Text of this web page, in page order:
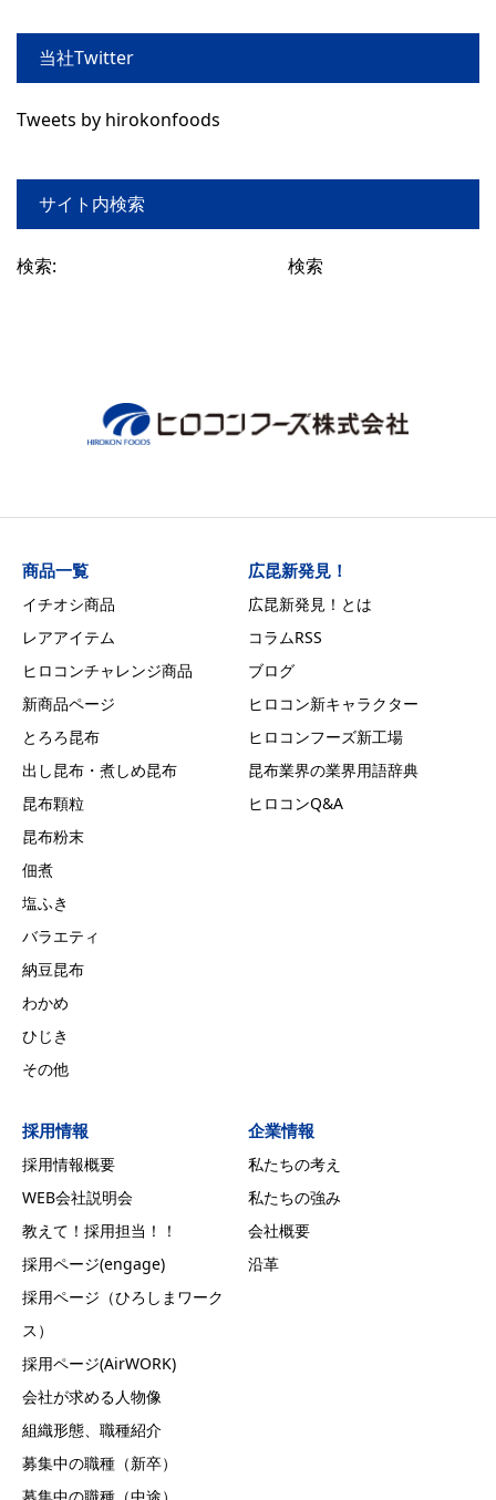
当社Twitter
Tweets by hirokonfoods
サイト内検索
検索:
商品一覧
イチオシ商品
レアアイテム
ヒロコンチャレンジ商品
新商品ページ
とろろ昆布
出し昆布・煮しめ昆布
昆布顆粒
昆布粉末
佃煮
塩ふき
バラエティ
納豆昆布
わかめ
ひじき
その他
広昆新発見！
広昆新発見！とは
コラムRSS
ブログ
ヒロコン新キャラクター
ヒロコンフーズ新工場
昆布業界の業界用語辞典
ヒロコンQ&A
採用情報
採用情報概要
WEB会社説明会
教えて！採用担当！！
採用ページ(engage)
採用ページ（ひろしまワーク
ス）
採用ページ(AirWORK)
会社が求める人物像
組織形態、職種紹介
募集中の職種（新卒）
募集中の職種（中途）
企業情報
私たちの考え
私たちの強み
会社概要
沿革